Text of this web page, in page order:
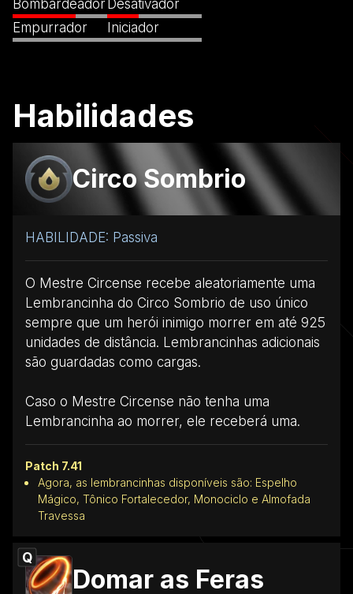
Bombardeador
Empurrador
Desativador
Iniciador
Habilidades
Circo Sombrio
HABILIDADE: Passiva
O Mestre Circense recebe aleatoriamente uma
Lembrancinha do Circo Sombrio de uso único
sempre que um herói inimigo morrer em até 925
unidades de distância. Lembrancinhas adicionais
são guardadas como cargas.
Caso o Mestre Circense não tenha uma
Lembrancinha ao morrer, ele receberá uma.
Patch 7.41
Agora, as lembrancinhas disponíveis são: Espelho
Mágico, Tônico Fortalecedor, Monociclo e Almofada
Travessa
Q
Domar as Feras